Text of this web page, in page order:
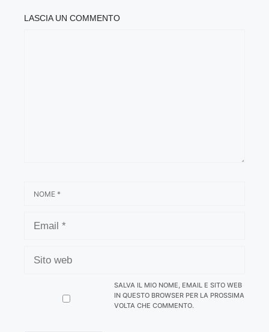
LASCIA UN COMMENTO
WEB
SALVA IL MIO NOME, EMAIL E SITO WEB
IN QUESTO BROWSER PER LA PROSSIMA
VOLTA CHE COMMENTO.